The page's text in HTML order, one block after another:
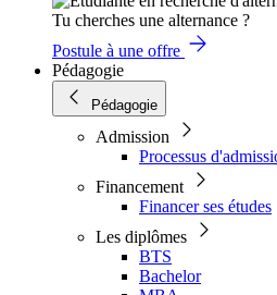
Tu cherches une alternance ?
Postule à une offre
Pédagogie
Pédagogie
Admission
Processus
Financement
Financer ses études
Les diplômes
BTS
Bachelor